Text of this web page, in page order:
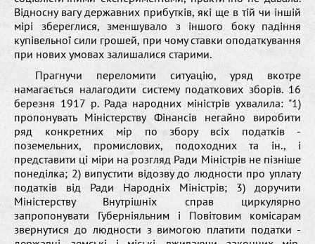
Відносну вагу державних прибутків, які ще в тій чи іншій
мірі збереглися, зменшувало з іншого боку падіння
купівельної сили грошей, при чому ставки оподаткування
при нових умовах залишалися старими.
Прагнучи переломити ситуацію, уряд вкотре
намагається налагодити систему податкових зборів. 16
березня 1917 р. Рада народних міністрів ухвалила: "1)
пропонувать Міністерству Фінансів негайно виробити
ряд конкретних мір по збору всіх податків -
поземельних, промислових, подоходних та ін., і
представити ці міри на розгляд Ради Міністрів не пізніше
понеділка; 2) випустити відозву до людности про уплату
податків від Ради Народніх Міністрів; 3) доручити
Міністерству Внутрішніх справ циркулярно
запропонувати Губерніяльним і Повітовим комісарам
звернутися до людности з вимогою платити податки -